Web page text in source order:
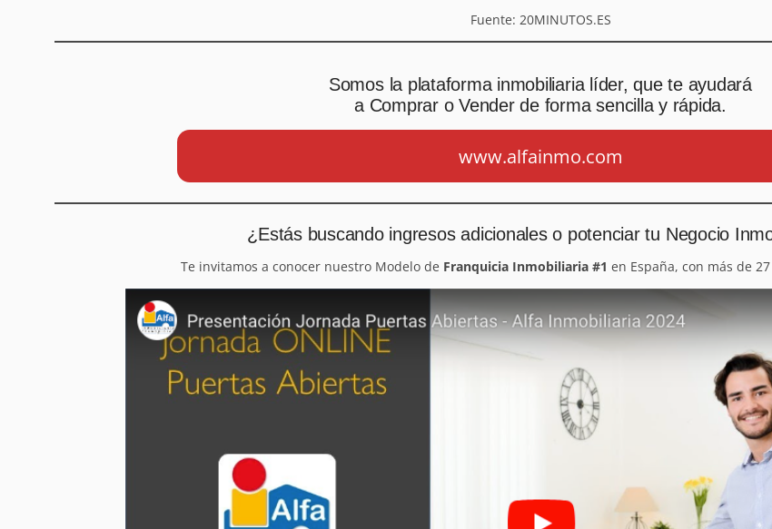
Fuente: 20MINUTOS.ES
Somos la plataforma inmobiliaria líder, que te ayudará
a Comprar o Vender de forma sencilla y rápida.
www.alfainmo.com
¿Estás buscando ingresos adicionales o potenciar tu Negocio
Te invitamos a conocer nuestro Modelo de Franquicia Inmobiliaria #1 en España, con más de